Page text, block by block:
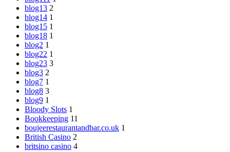
blog13 2
blog14 1
blog15 1
blog18 1
blog2 1
blog22 1
blog23 3
blog3 2
blog7 1
blog8 3
blog9 1
Bloody Slots 1
Bookkeeping 11
boujeerestaurantandbar.co.uk 1
British Casino 2
britsino casino 4